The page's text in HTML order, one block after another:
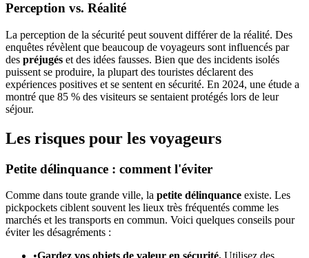
Perception vs. Réalité
La perception de la sécurité peut souvent différer de la réalité. Des
enquêtes révèlent que beaucoup de voyageurs sont influencés par
des préjugés et des idées fausses. Bien que des incidents isolés
puissent se produire, la plupart des touristes déclarent des
expériences positives et se sentent en sécurité. En 2024, une étude a
montré que 85 % des visiteurs se sentaient protégés lors de leur
séjour.
Les risques pour les voyageurs
Petite délinquance : comment l'éviter
Comme dans toute grande ville, la petite délinquance existe. Les
pickpockets ciblent souvent les lieux très fréquentés comme les
marchés et les transports en commun. Voici quelques conseils pour
éviter les désagréments :